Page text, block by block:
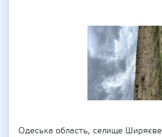
Одеська область, селище Ширяєве